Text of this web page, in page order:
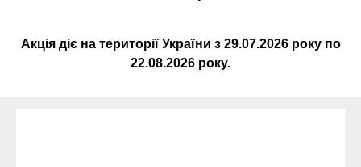
Акція діє на території України з 29.07.2026року по
22.08.2026 року.